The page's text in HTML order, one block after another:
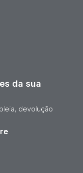
da sua
devolução